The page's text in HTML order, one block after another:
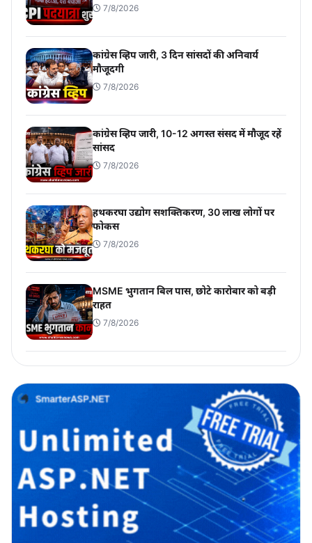
7/8/2026
कांग्रेस व्हिप जारी, 3 दिन सांसदों की अनिवार्य
मौजूदगी
7/8/2026
कांग्रेस व्हिप जारी, 10-12 अगस्त संसद में मौजूद रहें
सांसद
7/8/2026
हथकरघा उद्योग सशक्तिकरण, 30 लाख लोगों पर
फोकस
7/8/2026
MSME भुगतान बिल पास, छोटे कारोबार को बड़ी
राहत
7/8/2026